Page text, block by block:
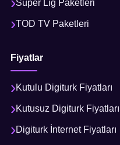
Süper Lig Paketleri
TOD TV Paketleri
Fiyatlar
Kutulu Digiturk Fiyatları
Kutusuz Digiturk Fiyatları
Digiturk İnternet Fiyatları